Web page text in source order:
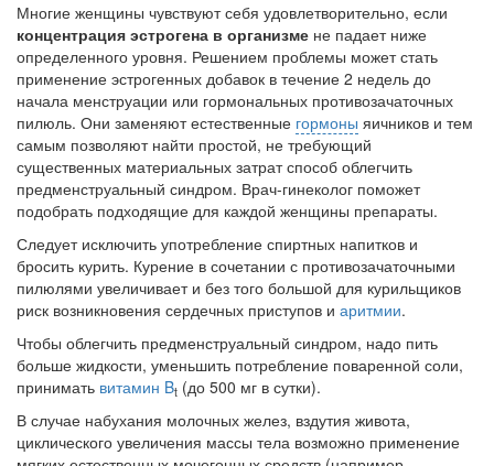
ближайшие годы. Она
заявила об этом на
встрече с журналистами ведущих...
Местная анестезия развивает кардиотоксичность
Федеральная служба по
надзору в сфере
здравоохранения озвучила
тревожную статистику. Она
острой кардиотоксичности и
роста сопутствующих
осложнений от...
Закон о праве родителей находиться с детьми в
реанимации внесен в Госдуму
Соответствующий
законопроект внесен в
Многие женщины чувствуют себя удовлетворительно, если
концентрация эстрогена в организме не падает ниже
определенного уровня. Решением проблемы может стать
применение эстрогенных добавок в течение 2 недель до
начала менструации или гормональных противозачаточ­ных
пилюль. Они заменяют естественные гормоны яич­ников и тем
самым позволяют найти простой, не требую­щий
существенных материальных затрат способ облегчить
предменструальный синдром. Врач-гинеколог поможет
подобрать подходящие для каждой женщины препараты.
Следует исключить употребление спиртных напитков и
бросить курить. Курение в сочетании с противозачаточ­ными
пилюлями увеличивает и без того большой для ку­рильщиков
риск возникновения сердечных приступов и аритмии.
Чтобы облегчить предменструальный синдром, надо пить
больше жидкости, уменьшить потребление поварен­ной соли,
принимать витамин Bt (до 500 мг в сутки).
В случае набухания молочных желез, вздутия живота,
циклического увеличения массы тела возможно примене­ние